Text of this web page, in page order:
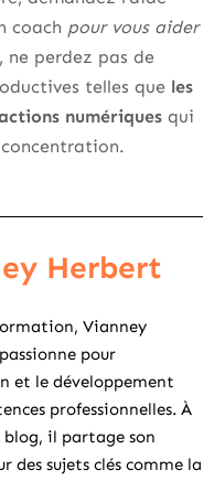
coach pour vous aider
ne perdez pas de
telles que les
numériques qui
Herbert
Vianney
pour
et le développement
professionnelles. À
blog, il partage son
des sujets clés comme la